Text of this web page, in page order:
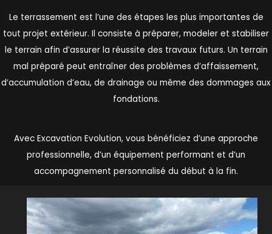
Le terrassement est l’une des étapes les plus importantes de
tout projet extérieur. Il consiste à préparer, modeler et stabiliser
le terrain afin d’assurer la réussite des travaux futurs. Un terrain
mal préparé peut entraîner des problèmes d’affaissement,
d’accumulation d’eau, de drainage ou même des dommages aux
fondations.
Avec Excavation Evolution, vous bénéficiez d’une approche
professionnelle, d’un équipement performant et d’un
accompagnement personnalisé du début à la fin.